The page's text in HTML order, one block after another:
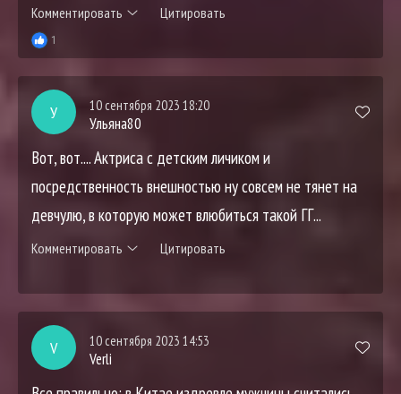
Комментировать Цитировать
1
У 10 сентября 2023 18:20
Ульяна80
Вот, вот.... Актриса с детским личиком и
посредственность внешностью ну совсем не тянет на
девчулю, в которую может влюбиться такой ГГ...
Комментировать Цитировать
V 10 сентября 2023 14:53
Verli